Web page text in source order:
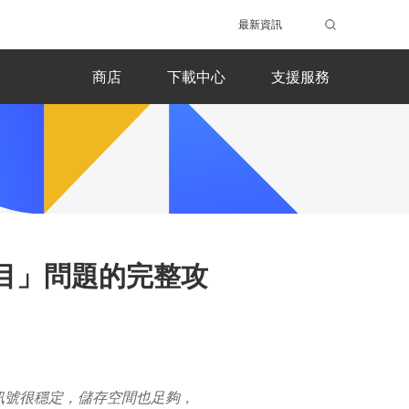
最新資訊
商店 下載中心 支援服務
」問題的完整攻
很穩定，儲存空間也足夠，